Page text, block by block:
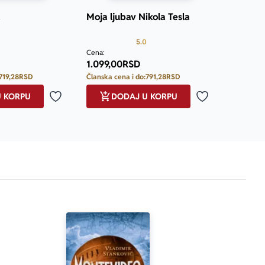
RSD
Dodaj u omiljene
Moja ljubav Nikola Tesla
5.0
Cena:
1.099,00RSD
Članska cena i do:791,28RSD
Dodaj u
DODAJ U KORPU